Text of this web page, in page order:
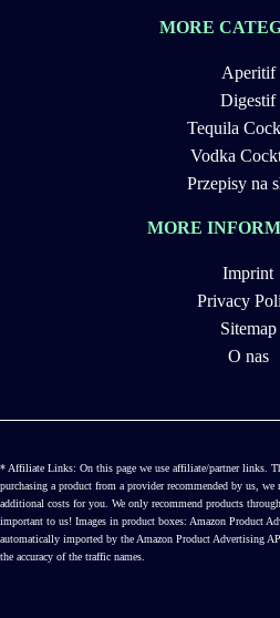
MORE
Aperitif
Digestif
Tequila
Vodka
Przepisy na
MORE
Imprint
Privacy
Sitemap
O nas
* Affiliate Links: On this page we use affiliate/partner links.
purchasing a product from a provider recommended by us, we
additional costs for you. We only recommend products
important to us! Images in product boxes: Amazon Product
automatically imported by the Amazon Product Advertising
the accuracy of the traffic names.